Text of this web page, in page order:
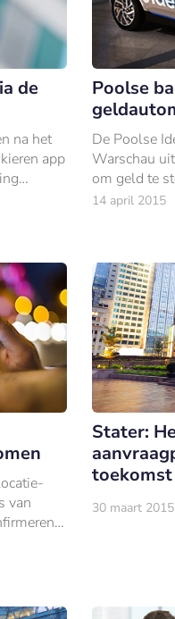
de
na het
app
Poolse
De Poolse
Warschau
om geld te
14 april 2015
van
in
Stater:
toekomst
30 maart 2015